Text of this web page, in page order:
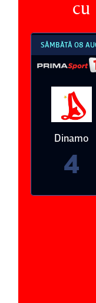
cu
SÂMBĂTĂ 08
Dinamo
4